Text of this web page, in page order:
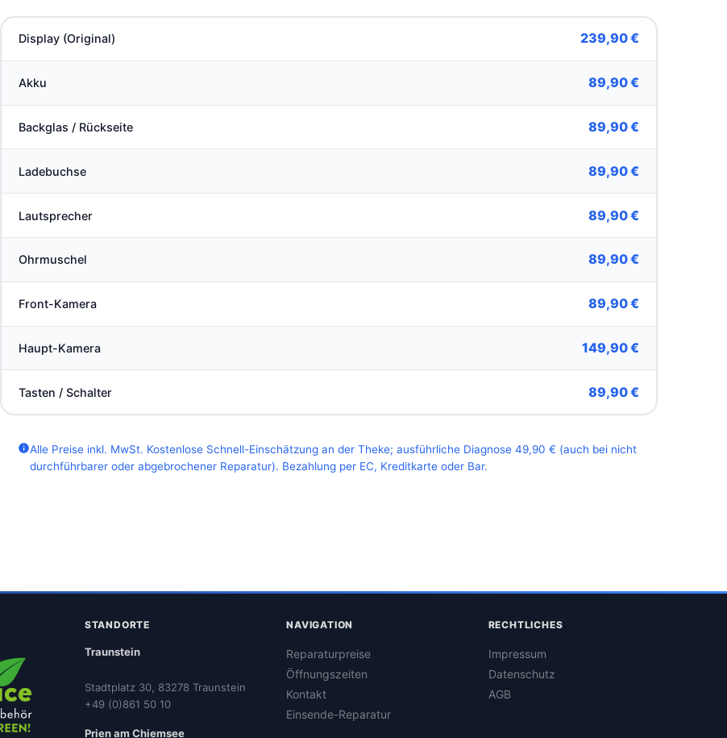
Display (Original) 239,90 €
Akku 89,90 €
Backglas / Rückseite 89,90 €
Ladebuchse 89,90 €
Lautsprecher 89,90 €
Ohrmuschel 89,90 €
Front-Kamera 89,90 €
Haupt-Kamera 149,90 €
Tasten / Schalter 89,90 €
Alle Preise inkl. MwSt. Kostenlose Schnell-Einschätzung an der Theke; ausführliche Diagnose 49,90 € (auch bei nicht
durchführbarer oder abgebrochener Reparatur). Bezahlung per EC, Kreditkarte oder Bar.
STANDORTE
Traunstein
Stadtplatz 30, 83278 Traunstein
+49 (0)861 50 10
Prien am Chiemsee
NAVIGATION
Reparaturpreise
Öffnungszeiten
Kontakt
Einsende-Reparatur
RECHTLICHES
Impressum
Datenschutz
AGB